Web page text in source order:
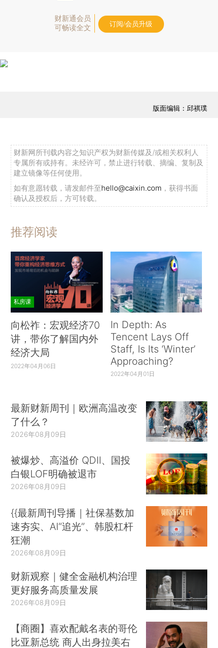
财新通会员
可畅读全文
订阅/会员升级
版面编辑：邱祺璞
财新网所刊载内容之知识产权为财新传媒及/或相关权利人
专属所有或持有。未经许可，禁止进行转载、摘编、复制及
建立镜像等任何使用。
如有意愿转载，请发邮件至hello@caixin.com ，获得书面
确认及授权后，方可转载。
推荐阅读
私房课
向松祚：宏观经济70
讲，带你了解国内外
经济大局
2022年04月06日
In Depth: As
Tencent Lays Off
Staff, Is Its ‘Winter’
Approaching?
2022年04月01日
最新财新周刊｜欧洲高温改变
了什么？
2026年08月09日
被爆炒、高溢价 QDII、国投
白银LOF明确被退市
2026年08月09日
{{最新周刊导播｜社保基数加
速夯实、AI“追光”、韩股杠杆
狂潮
2026年08月09日
财新观察｜健全金融机构治理
更好服务高质量发展
2026年08月09日
【商圈】喜欢配戴名表的哥伦
比亚新总统 商人出身拉美右